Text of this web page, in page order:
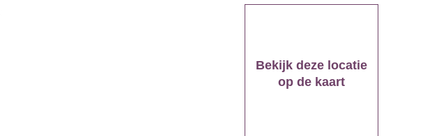
Bekijk deze locatie
op de kaart